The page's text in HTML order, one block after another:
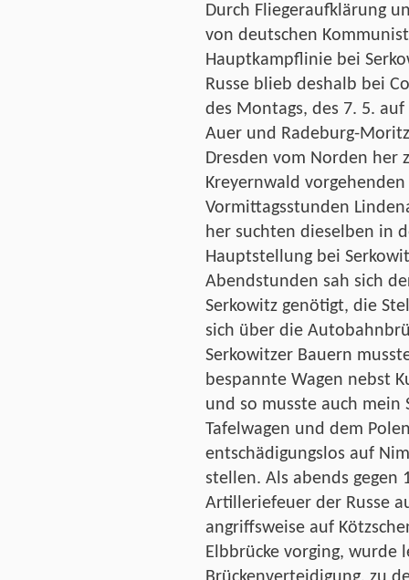
Durch Fliegeraufklärung
von deutschen
Hauptkampflinie bei
Russe blieb deshalb bei
des Montags, des 7. 5.
Auer und Radeburg-
Dresden vom Norden her
Kreyernwald
Vormittagsstunden
her suchten dieselben in
Hauptstellung bei
Abendstunden sah sich
Serkowitz genötigt, die
sich über die
Serkowitzer Bauern
bespannte Wagen nebst
und so musste auch mein
Tafelwagen und dem
entschädigungslos auf
stellen. Als abends gegen
Artilleriefeuer der Russe
angriffsweise auf
Elbbrücke vorging, wurde